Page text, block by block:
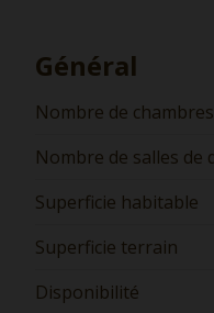
Général
Nombre de chambres
Nombre de salles de
Superficie habitable
Superficie terrain
Disponibilité